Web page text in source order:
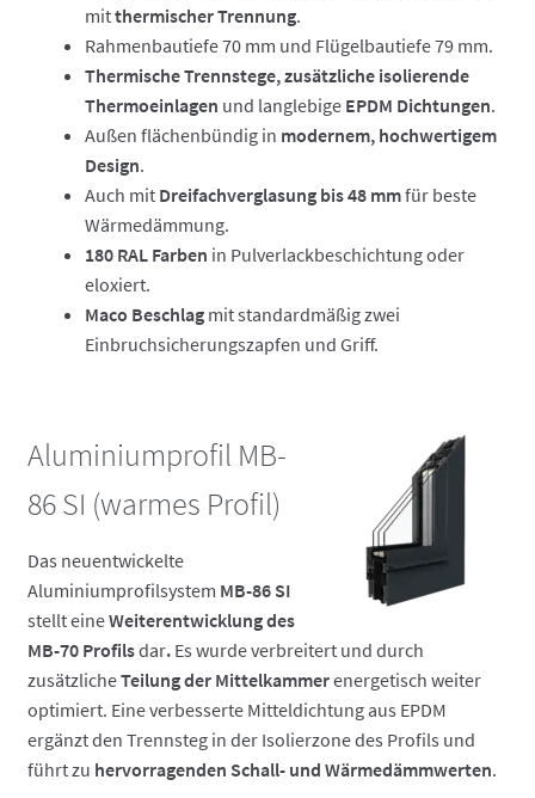
mitthermischer Trennung.
Rahmenbautiefe 70 mm und Flügelbautiefe 79 mm.
Thermische Trennstege, zusätzliche isolierende
Thermoeinlagen und langlebige EPDM Dichtungen.
Außen flächenbündig in modernem, hochwertigem
Design.
Auch mit Dreifachverglasung bis 48 mmfür beste
Wärmedämmung.
180 RAL Farben in Pulverlackbeschichtung oder
eloxiert.
Maco Beschlagmit standardmäßig zwei
Einbruchsicherungszapfen und Griff.
Aluminiumprofil MB-
86 SI (warmes Profil)
Das neuentwickelte
Aluminiumprofilsystem MB-86 SI
stellt eineWeiterentwicklung des
MB-70 Profilsdar.Es wurde verbreitert und durch
zusätzlicheTeilung der Mittelkammerenergetisch weiter
optimiert. Eine verbesserte Mitteldichtung aus EPDM
ergänzt den Trennsteg in der Isolierzone des Profils und
führt zu hervorragenden Schall- und Wärmedämmwerten.